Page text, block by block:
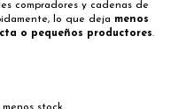
compradores y cadenas de
lo que deja menos
o pequeños productores.